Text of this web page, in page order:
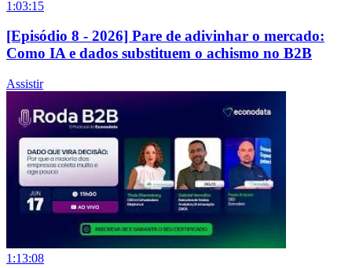
1:03:15
[Episódio 8 - 2026] Pare de adivinhar o mercado:
Como IA e dados substituem o achismo no B2B
Assistir
1:13:08